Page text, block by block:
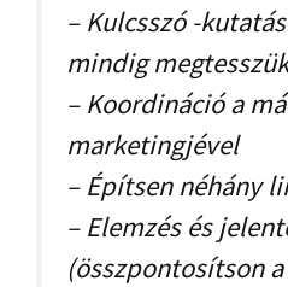
– Kulcsszó -
mindig
– Koordináció a
marketingjével
– Építsen néhány
– Elemzés és
(összpontosítson